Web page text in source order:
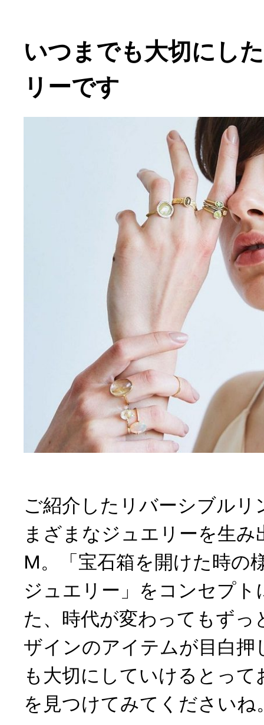
いつまでも大切にし
リーです
ご紹介したリバーシブルリ
まざまなジュエリーを生み
M。「宝石箱を開けた時の
ジュエリー」をコンセプ
た、時代が変わってもずっ
ザインのアイテムが目白押
も大切にしていけるとっ
を見つけてみてくださいね